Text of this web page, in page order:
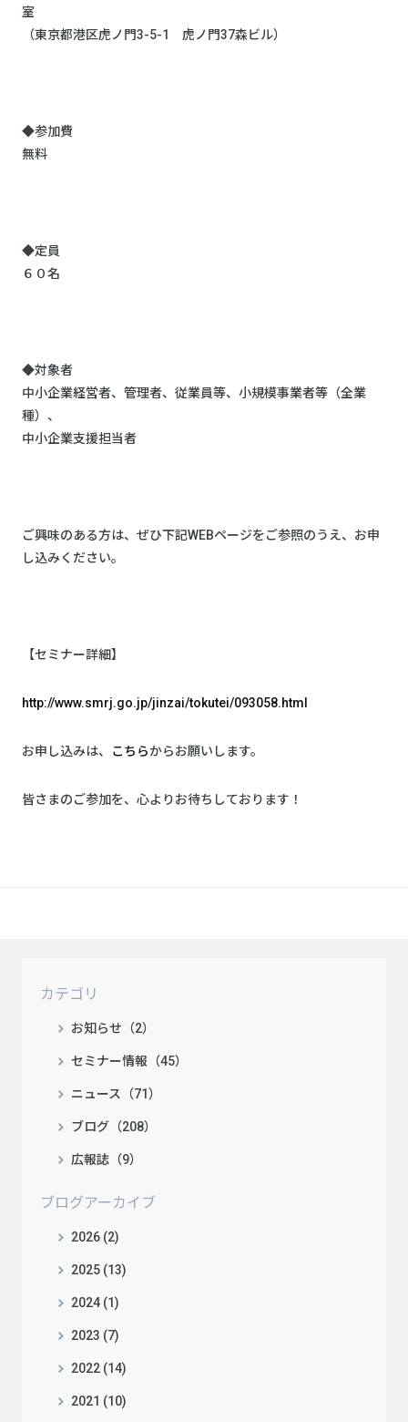
室
（東京都港区虎ノ門3-5-1 虎ノ門37森ビル）
◆参加費
無料
◆定員
６０名
◆対象者
中小企業経営者、管理者、従業員等、小規模事業者等（全業
種）、
中小企業支援担当者
ご興味のある方は、ぜひ下記WEBページをご参照のうえ、お申
し込みください。
【セミナー詳細】
http://www.smrj.go.jp/jinzai/tokutei/093058.html
お申し込みは、 こちらからお願いします。
皆さまのご参加を、心よりお待ちしております！
カテゴリ
お知らせ（2）
セミナー情報（45）
ニュース（71）
ブログ（208）
広報誌（9）
ブログアーカイブ
2026 (2)
2025 (13)
2024 (1)
2023 (7)
2022 (14)
2021 (10)